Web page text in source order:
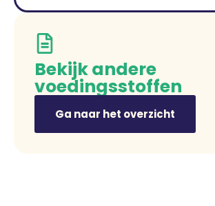
Bekijk andere
voedingsstoffen
Ga naar het overzicht